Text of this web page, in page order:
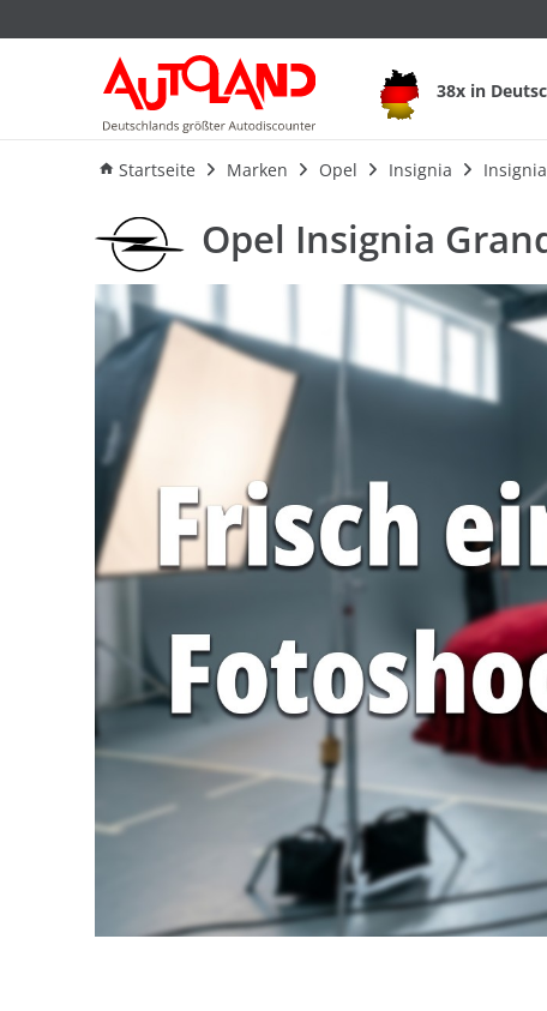
38x in
Startseite Marken Opel Insignia Insignia
Opel Insignia
Ausstattung
Opel Insignia